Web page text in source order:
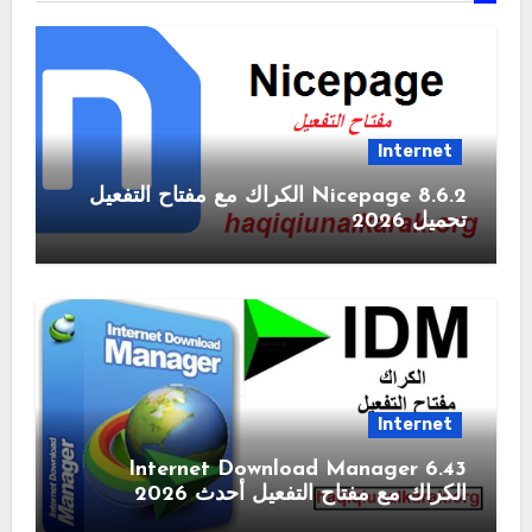
Internet
Nicepage 8.6.2 الكراك مع مفتاح التفعيل
تحميل 2026
Internet
6.43 Internet Download Manager
الكراك مع مفتاح التفعيل أحدث 2026